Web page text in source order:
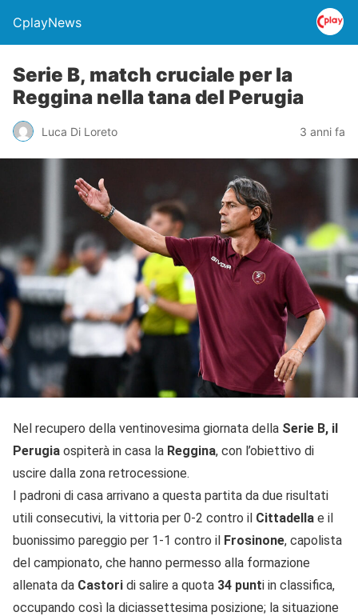
CplayNews
Serie B, match cruciale per la
Reggina nella tana del Perugia
Luca Di Loreto 3 anni fa
Nel recupero della ventinovesima giornata della Serie B, il
Perugia ospiterà in casa la Reggina, con l’obiettivo di
uscire dalla zona retrocessione.
I padroni di casa arrivano a questa partita da due risultati
utili consecutivi, la vittoria per 0-2 contro il Cittadella e il
buonissimo pareggio per 1-1 contro il Frosinone, capolista
del campionato, che hanno permesso alla formazione
allenata da Castori di salire a quota 34 punti in classifica,
occupando così la diciassettesima posizione; la situazione